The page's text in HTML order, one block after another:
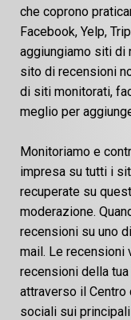
che coprono
Facebook, Yelp,
aggiungiamo siti di
sito di recensioni
di siti monitorati,
meglio per
Monitoriamo e
impresa su tutti i
recuperate su
moderazione.
recensioni su uno
mail. Le recensioni
recensioni della
attraverso il
sociali sui